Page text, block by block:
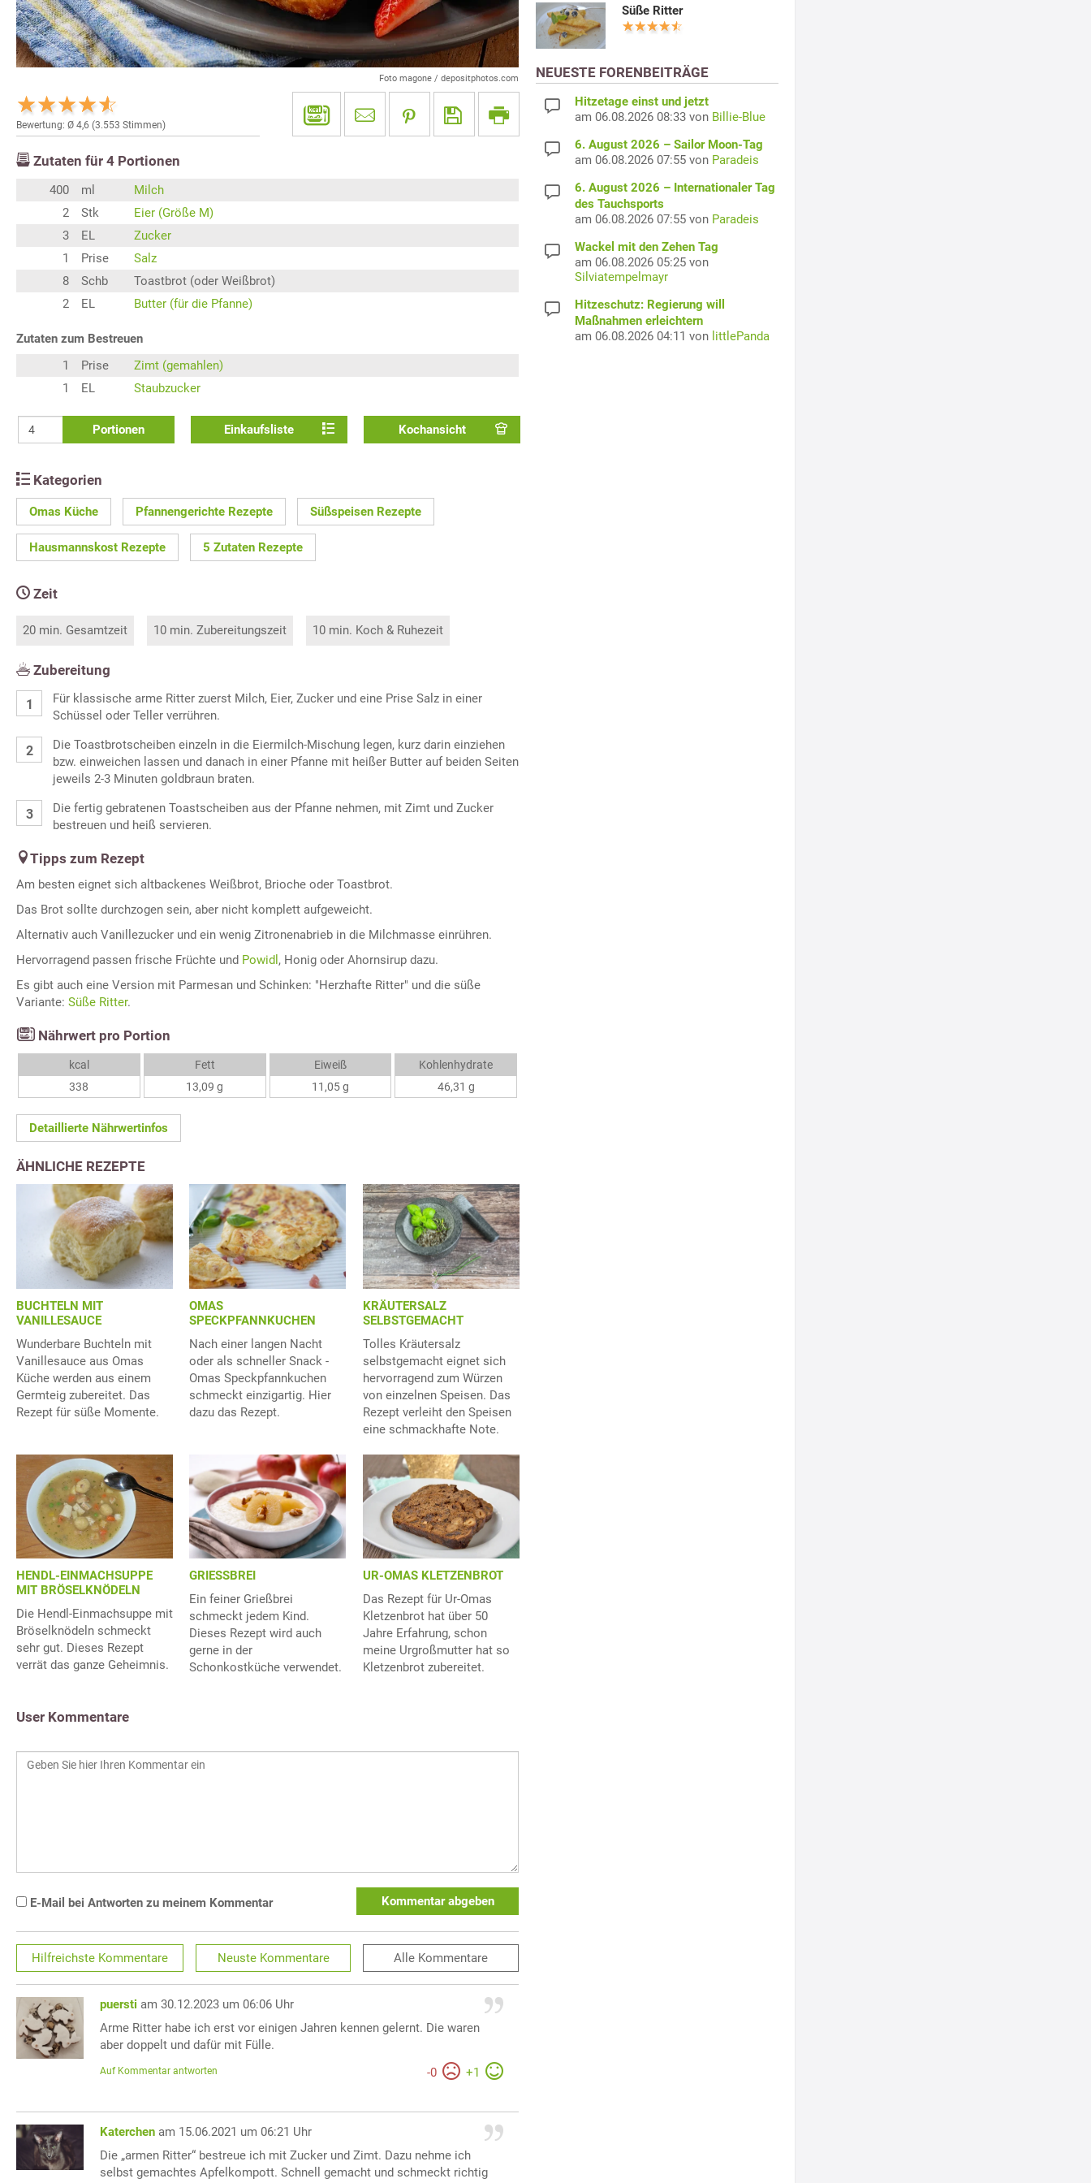
Foto magone / depositphotos.com
Bewertung: Ø 4,6 (3.553 Stimmen)
Zutaten für 4 Portionen
400 ml
Milch
2
Stk
Eier (Größe M)
3
EL
Zucker
1
Prise
Salz
8
Schb
Toastbrot (oder Weißbrot)
2
EL Butter (für die Pfanne)
Zutaten zum Bestreuen
1
Prise
Zimt (gemahlen)
1
EL Staubzucker
Portionen Einkaufsliste Kochansicht
Kategorien
Omas Küche Pfannengerichte Rezepte Süßspeisen Rezepte
Hausmannskost Rezepte 5 Zutaten Rezepte
Zeit
20 min. Gesamtzeit 10 min. Zubereitungszeit 10 min. Koch & Ruhezeit
Zubereitung
Für klassische arme Ritter zuerst Milch, Eier, Zucker und eine Prise Salz in einer
Schüssel oder Teller verrühren.
Die Toastbrotscheiben einzeln in die Eiermilch-Mischung legen, kurz darin einziehen
bzw. einweichen lassen und danach in einer Pfanne mit heißer Butter auf beiden Seiten
jeweils 2-3 Minuten goldbraun braten.
Die fertig gebratenen Toastscheiben aus der Pfanne nehmen, mit Zimt und Zucker
bestreuen und heiß servieren.
Tipps zum Rezept
Am besten eignet sich altbackenes Weißbrot, Brioche oder Toastbrot.
Das Brot sollte durchzogen sein, aber nicht komplett aufgeweicht.
Alternativ auch Vanillezucker und ein wenig Zitronenabrieb in die Milchmasse einrühren.
Hervorragend passen frische Früchte und Powidl , Honig oder Ahornsirup dazu.
Es gibt auch eine Version mit Parmesan und Schinken: "Herzhafte Ritter" und die süße
Variante: Süße Ritter.
Nährwert pro Portion
kcal
338
Fett
13,09 g
Eiweiß
11,05 g
Kohlenhydrate
46,31 g
Detaillierte Nährwertinfos
ÄHNLICHE REZEPTE
BUCHTELN MIT
VANILLESAUCE
Wunderbare Buchteln mit
Vanillesauce aus Omas
Küche werden aus einem
Germteig zubereitet. Das
Rezept für süße Momente.
OMAS
SPECKPFANNKUCHEN
Nach einer langen Nacht
oder als schneller Snack -
Omas Speckpfannkuchen
schmeckt einzigartig. Hier
dazu das Rezept.
KRÄUTERSALZ
SELBSTGEMACHT
Tolles Kräutersalz
selbstgemacht eignet sich
hervorragend zum Würzen
von einzelnen Speisen. Das
Rezept verleiht den Speisen
eine schmackhafte Note.
HENDL-EINMACHSUPPE
MIT BRÖSELKNÖDELN
Die Hendl-Einmachsuppe mit
Bröselknödeln schmeckt
sehr gut. Dieses Rezept
verrät das ganze Geheimnis.
GRIESSBREI
Ein feiner Grießbrei
schmeckt jedem Kind.
Dieses Rezept wird auch
gerne in der
Schonkostküche verwendet.
UR-OMAS KLETZENBROT
Das Rezept für Ur-Omas
Kletzenbrot hat über 50
Jahre Erfahrung, schon
meine Urgroßmutter hat so
Kletzenbrot zubereitet.
User Kommentare
E-Mail bei Antworten zu meinem Kommentar Kommentar abgeben
Hilfreichste Kommentare Neuste Kommentare Alle Kommentare
puersti am 30.12.2023 um 06:06 Uhr
Arme Ritter habe ich erst vor einigen Jahren kennen gelernt. Die waren
aber doppelt und dafür mit Fülle.
-0 +1
Auf Kommentar antworten
Katerchen am 15.06.2021 um 06:21 Uhr
Die „armen Ritter“ bestreue ich mit Zucker und Zimt. Dazu nehme ich
selbst gemachtes Apfelkompott. Schnell gemacht und schmeckt richtig
Süße Ritter
NEUESTE FORENBEITRÄGE
Hitzetage einst und jetzt
am 06.08.2026 08:33 von Billie-Blue
6. August 2026 – Sailor Moon-Tag
am 06.08.2026 07:55 von Paradeis
6. August 2026 – Internationaler Tag
des Tauchsports
am 06.08.2026 07:55 von Paradeis
Wackel mit den Zehen Tag
am 06.08.2026 05:25 von
Silviatempelmayr
Hitzeschutz: Regierung will
Maßnahmen erleichtern
am 06.08.2026 04:11 von littlePanda